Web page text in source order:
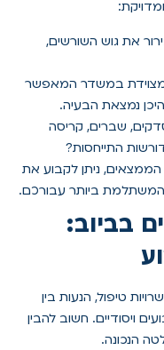
את גוש השורשים,
במשדר המאפשר
נמצאת הבעיה.
שברים, קריסה
התייחסות?
ניתן לקבוע את
ביותר עבורכם.
בביוב:
טיפול, הנעות בין
ויסודיים. חשוב להבין
הנכונה.